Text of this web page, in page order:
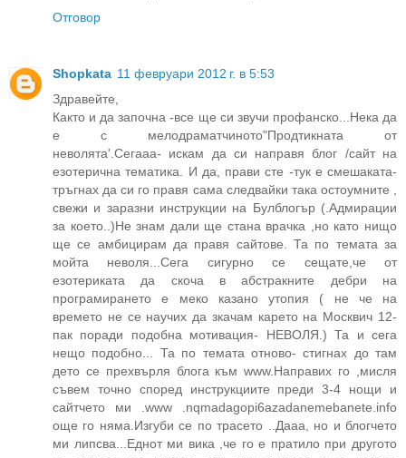
Отговор
Shopkata 11 февруари 2012 г. в 5:53
Здравейте,
Както и да започна -все ще си звучи профанско...Нека да
е с мелодраматчиното"Продтикната от
неволята'.Сегааа- искам да си направя блог /сайт на
езотерична тематика. И да, прави сте -тук е смешаката-
тръгнах да си го правя сама следвайки така остоумните ,
свежи и заразни инструкции на Булблогър (.Адмирации
за което..)Не знам дали ще стана врачка ,но като нищо
ще се амбицирам да правя сайтове. Та по темата за
мойта неволя...Сега сигурно се сещате,че от
езотериката да скоча в абстракните дебри на
програмирането е меко казано утопия ( не че на
времето не се научих да зкачам карето на Москвич 12-
пак поради подобна мотивация- НЕВОЛЯ.) Та и сега
нещо подобно... Та по темата отново- стигнах до там
дето се прехвърля блога към www.Направих го ,мисля
съвем точно според инструкциите преди 3-4 нощи и
сайтчето ми .www .nqmadagopi6azadanemebanete.info
още го няма.Изгуби се по трасето ..Дааа, но и блогчето
ми липсва...Еднот ми вика ,че го е пратило при другото